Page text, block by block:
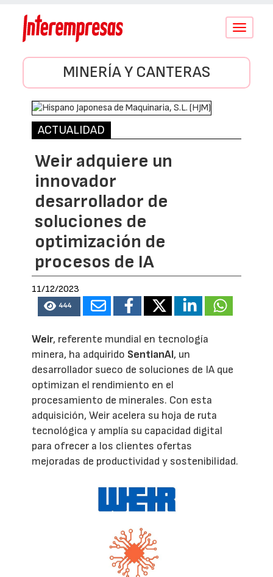
Conmutar
MINERÍA Y CANTERAS
ACTUALIDAD
Weir adquiere un
innovador
desarrollador de
soluciones de
optimización de
procesos de IA
11/12/2023
444
Weir, referente mundial en tecnología
minera, ha adquirido SentianAI, un
desarrollador sueco de soluciones de IA que
optimizan el rendimiento en el
procesamiento de minerales. Con esta
adquisición, Weir acelera su hoja de ruta
tecnológica y amplía su capacidad digital
para ofrecer a los clientes ofertas
mejoradas de productividad y sostenibilidad.